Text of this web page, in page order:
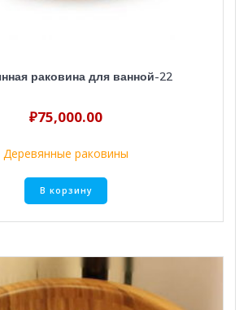
раковина для ванной-22
₽75,000.00
Деревянные раковины
В корзину